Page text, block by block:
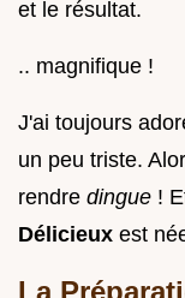
et le résultat.
.. magnifique !
J'ai toujours
un peu triste.
rendre dingue !
Délicieux est
La